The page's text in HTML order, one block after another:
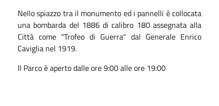
Nello spiazzo tra il monumento ed i pannelli è collocata
una bombarda del 1886 di calibro 180 assegnata alla
Città come "Trofeo di Guerra" dal Generale Enrico
Caviglia nel 1919.
Il Parco è aperto dalle ore 9:00 alle ore 19:00